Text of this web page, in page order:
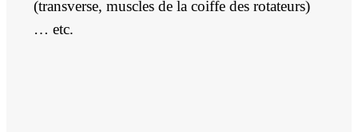
(transverse, muscles de la coiffe des rotateurs)
… etc.